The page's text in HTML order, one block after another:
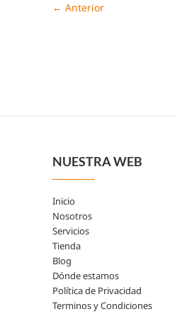
← Anterior
NUESTRA WEB
Inicio
Nosotros
Servicios
Tienda
Blog
Dónde estamos
Política de Privacidad
Terminos y Condiciones